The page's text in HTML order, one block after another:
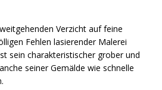
Verzicht auf feine
Fehlen lasie­render Malerei
sein charakteristischer gro­ber und
seiner Gemälde wie schnelle